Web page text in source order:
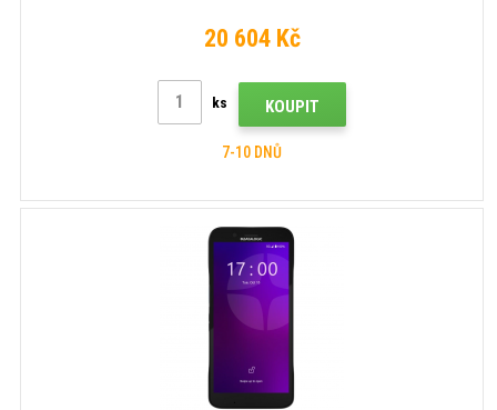
6GB/64GB, QLC Octa Core 2,4GHz, A13 GMS, NFC, PTT,
IP65, IP68, White Color, wlc battery 4000 mAh
20 604 Kč
ks KOUPIT
7-10 DNŮ